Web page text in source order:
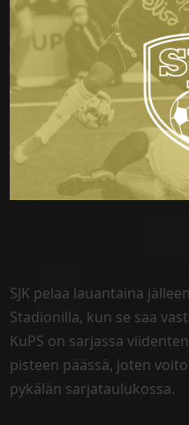
SJK pelaa lauantaina
Stadionilla, kun se saa
KuPS on sarjassa
pisteen päässä, joten
pykälän sarjataulukossa.